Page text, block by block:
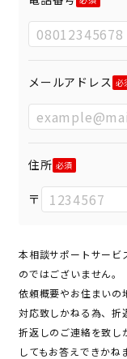
メールアドレス
住所
〒
本相談サポートサービ
のではございません。
依頼概要やお住まいの
対応致しかねる為、折
折返しのご連絡を致し
してもお答えできか